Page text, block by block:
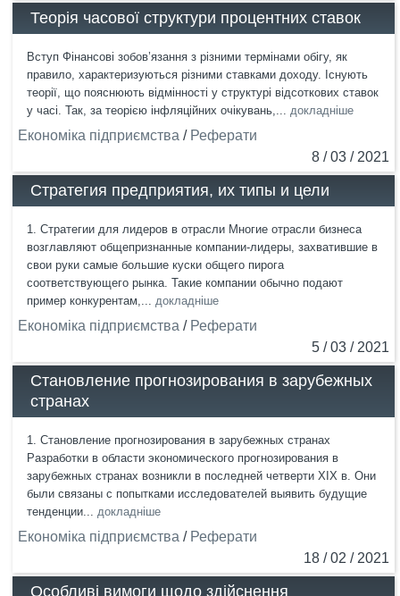
Теорія часової структури процентних ставок
Вступ Фінансові зобов’язання з різними термінами обігу, як
правило, характеризуються різними ставками доходу. Існують
теорії, що пояснюють відмінності у структурі відсоткових ставок
у часі. Так, за теорією інфляційних очікувань,... докладніше
Економіка підприємства / Реферати
8 / 03 / 2021
Стратегия предприятия, их типы и цели
1. Стратегии для лидеров в отрасли Многие отрасли бизнеса
возглавляют общепризнанные компании-лидеры, захватившие в
свои руки самые большие куски общего пирога
соответствующего рынка. Такие компании обычно подают
пример конкурентам,... докладніше
Економіка підприємства / Реферати
5 / 03 / 2021
Становление прогнозирования в зарубежных
странах
1. Становление прогнозирования в зарубежных странах
Разработки в области экономического прогнозирования в
зарубежных странах возникли в последней четверти XIX в. Они
были связаны с попытками исследователей выявить будущие
тенденции... докладніше
Економіка підприємства / Реферати
18 / 02 / 2021
Особливі вимоги щодо здійснення